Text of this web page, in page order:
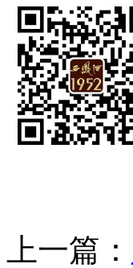
上一篇：